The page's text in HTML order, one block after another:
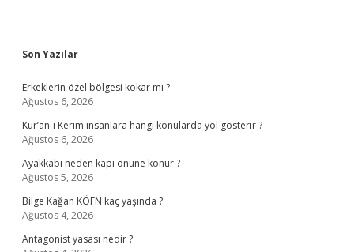
Sidebar
Son Yazılar
Erkeklerin özel bölgesi kokar mı ?
Ağustos 6, 2026
Kur’an-ı Kerim insanlara hangi konularda yol gösterir ?
Ağustos 6, 2026
Ayakkabı neden kapı önüne konur ?
Ağustos 5, 2026
Bilge Kağan KÖFN kaç yaşında ?
Ağustos 4, 2026
Antagonist yasası nedir ?